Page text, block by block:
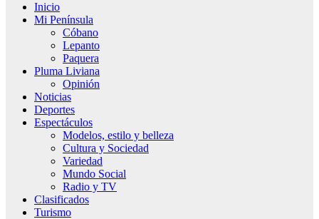
Inicio
Mi Península
Cóbano
Lepanto
Paquera
Pluma Liviana
Opinión
Noticias
Deportes
Espectáculos
Modelos, estilo y belleza
Cultura y Sociedad
Variedad
Mundo Social
Radio y TV
Clasificados
Turismo